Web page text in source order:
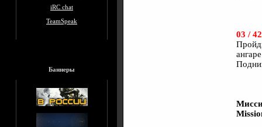
iRC chat
TeamSpeak
Баннеры
03 / 42